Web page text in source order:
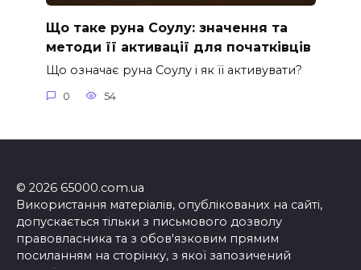
Що таке руна Соулу: значення та
методи її активації для початківців
Що означає руна Соулу і як її активувати?
0 54
© 2026 65000.com.ua
Використання матеріалів, опублікованих на сайті,
допускається тільки з письмового дозволу
правовласника та з обов'язковим прямим
посиланням на сторінку, з якої запозичений